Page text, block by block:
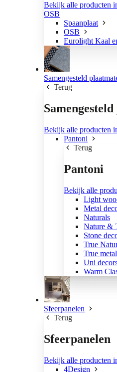
Bekijk alle producten
OSB
Spaanplaat
OSB
Eurolight Kaal
Samengesteld
Terug
Bekijk alle producten
Pantoni
Terug
Pantoni
Bekijk alle
Light
Metal
Naturals
Nature &
Stone
True
True
Uni
Warm
Sfeerpanelen
Terug
Sfeerpanelen
Bekijk alle producten
4Design